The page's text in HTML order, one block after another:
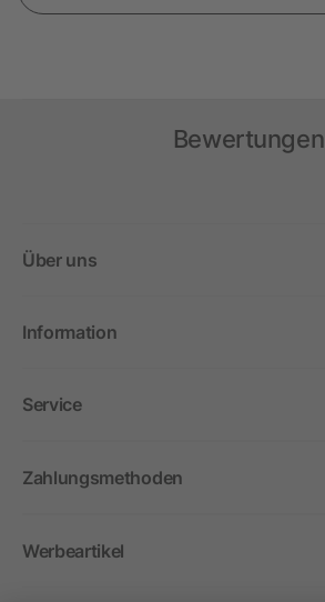
Bewertungen
Über uns
Information
Service
Zahlungsmethoden
Werbeartikel